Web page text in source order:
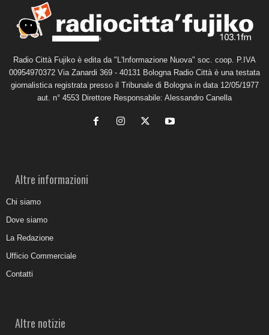
Radio Città Fujiko è edita da "L'Informazione Nuova" soc. coop. P.IVA
00954970372 Via Zanardi 369 - 40131 Bologna Radio Città è una testata
giornalistica registrata presso il Tribunale di Bologna in data 12/05/1977
aut. n° 4553 Direttore Responsabile: Alessandro Canella
Altre informazioni
Chi siamo
Dove siamo
La Redazione
Ufficio Commerciale
Contatti
Altre notizie